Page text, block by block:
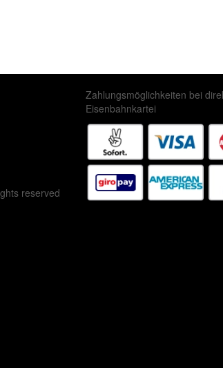
reserved
Zahlungsmöglichkeiten bei
Eisenbahnkartei